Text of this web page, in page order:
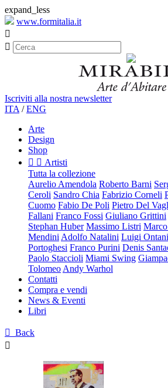
expand_less
www.formitalia.it


Iscriviti alla nostra newsletter
ITA /ENG
Arte
Design
Shop
  Artisti
Tutta la collezione
Aurelio Amendola Roberto Barni
Ceroli Sandro Chia Fabrizio Corneli
Cuomo Fabio De Poli Pietro Del
Fallani Franco Fossi Giuliano Grittini
Stephan Huber Massimo Listri
Mendini Adolfo Natalini Luigi Ontani
Portoghesi Franco Purini Denis
Paolo Staccioli Miami Swing
Tolomeo Andy Warhol
Contatti
Compra e vendi
News & Eventi
Libri
 Back
